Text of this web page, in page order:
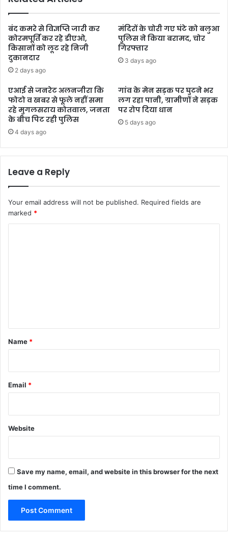
बंद कमरे से विज्ञप्ति जारी कर
कोरमपूर्ति कर रहे डीएओ,
किसानों को लूट रहे निजी
दुकानदार
2 days ago
मंदिरों के चोरी गए घंटे को बलुआ
पुलिस ने किया बरामद, चोर
गिरफ्तार
3 days ago
एआई से जनरेट अलनजीरा कि
फोटो व खबर से फूले नहीं समा
रहे मुगलसराय कोतवाल, जनता
के बीच पिट रही पुलिस
4 days ago
गांव के मेन सड़क पर घुटने भर
लग रहा पानी, ग्रामीणों ने सड़क
पर रोप दिया धान
5 days ago
Leave a Reply
Your email address will not be published. Required fields are
marked *
*
Name *
Email *
Website
Save my name, email, and website in this browser for the next
time I comment.